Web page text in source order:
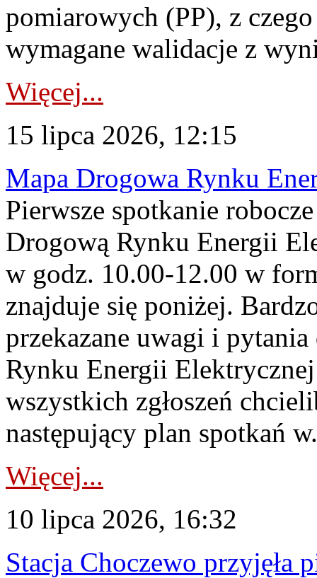
pomiarowych (PP), z
wymagane walidacje z
Więcej...
15 lipca 2026, 12:15
Mapa Drogowa Rynku
Pierwsze spotkanie
Drogową Rynku Energii
w godz. 10.00-12.00 w
znajduje się poniżej.
przekazane uwagi i
Rynku Energii
wszystkich zgłoszeń
następujący plan spotkań
Więcej...
10 lipca 2026, 16:32
Stacja Choczewo przyjęła